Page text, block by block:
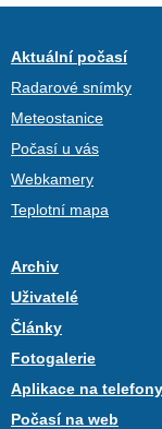
Aktuální počasí
Radarové snímky
Meteostanice
Počasí u vás
Webkamery
Teplotní mapa
Archiv
Uživatelé
Články
Fotogalerie
Aplikace na telefony
Počasí na web